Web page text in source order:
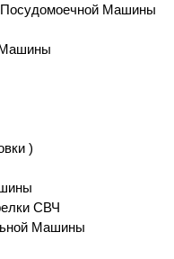
Посудомоечной Машины
Машины
)
СВЧ
Машины